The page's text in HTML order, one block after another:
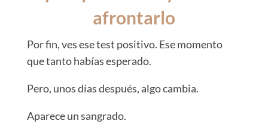
afrontarlo
Por fin, ves ese test positivo. Ese momento
que tanto habías esperado.
Pero, unos días después, algo cambia.
Aparece un sangrado.